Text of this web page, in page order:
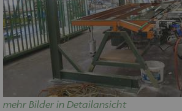
mehr Bilder in Detailansicht